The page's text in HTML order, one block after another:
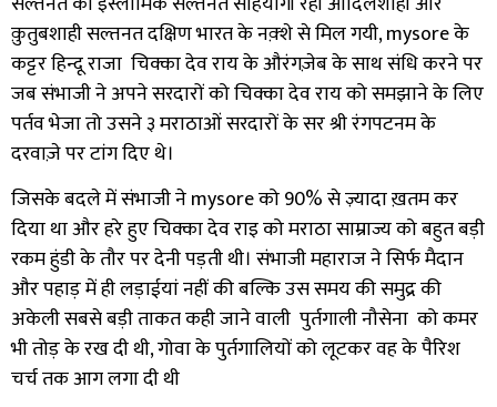
क़ुतुबशाही सल्तनत दक्षिण भारत के नक़्शे से मिल गयी, mysoreके
कट्टर हिन्दू राजा चिक्का देव राय के औरंगज़ेब के साथ संधि करने पर
जब संभाजी ने अपने सरदारों को चिक्का देव राय को समझाने के लिए
पर्तव भेजा तो उसने ३ मराठाओं सरदारों के सर श्री रंगपटनम के
दरवाज़े पर टांग दिए थे।
जिसके बदले में संभाजी नेmysoreको90%से ज़्यादा ख़तम कर
दिया था और हरे हुए चिक्का देव राइ को मराठा साम्राज्य को बहुत बड़ी
रकम हुंडी के तौर पर देनी पड़ती थी। संभाजी महाराज ने सिर्फ मैदान
और पहाड़ में ही लड़ाईयां नहीं की बल्कि उस समय की समुद्र की
अकेली सबसे बड़ी ताकत कही जाने वाली पुर्तगाली नौसेना को कमर
भी तोड़ के रख दी थी, गोवा के पुर्तगालियों को लूटकर वह के पैरिश
चर्च तक आग लगा दी थी